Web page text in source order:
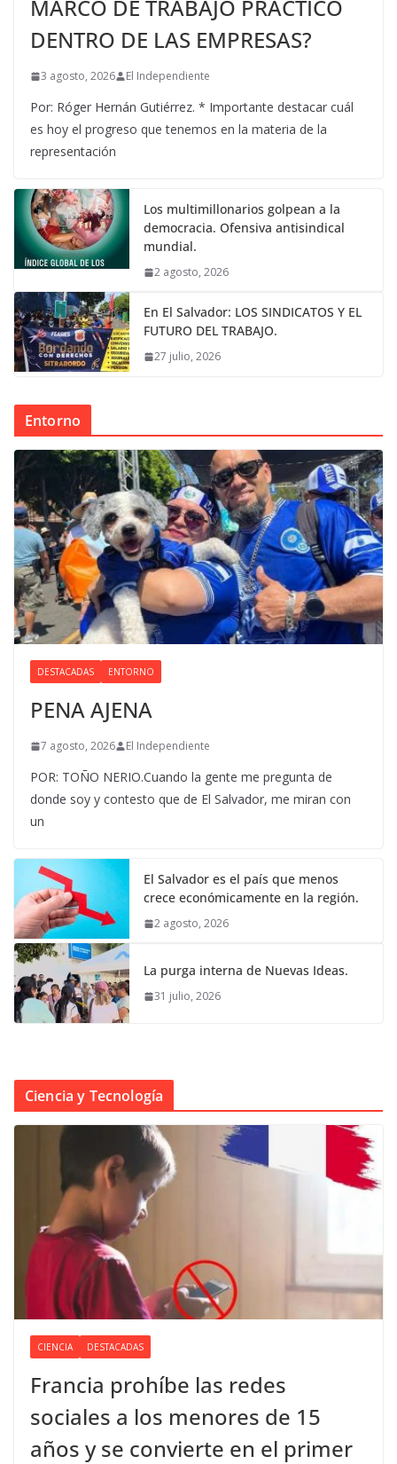
MARCO DE TRABAJO PRÁCTICO
DENTRO DE LAS EMPRESAS?
3 agosto, 2026 El Independiente
Por: Róger Hernán Gutiérrez. * Importante destacar cuál
es hoy el progreso que tenemos en la materia de la
representación
Los multimillonarios golpean a la
democracia. Ofensiva antisindical
mundial.
2 agosto, 2026
En El Salvador: LOS SINDICATOS Y EL
FUTURO DEL TRABAJO.
27 julio, 2026
Entorno
DESTACADAS ENTORNO
PENA AJENA
7 agosto, 2026 El Independiente
POR: TOÑO NERIO.Cuando la gente me pregunta de
donde soy y contesto que de El Salvador, me miran con
un
El Salvador es el país que menos
crece económicamente en la región.
2 agosto, 2026
La purga interna de Nuevas Ideas.
31 julio, 2026
Ciencia y Tecnología
CIENCIA DESTACADAS
Francia prohíbe las redes
sociales a los menores de 15
años y se convierte en el primer